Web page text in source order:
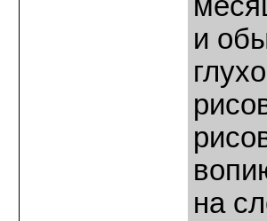
и
на